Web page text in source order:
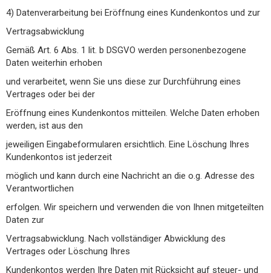
4) Datenverarbeitung bei Eröffnung eines Kundenkontos und zur
Vertragsabwicklung
Gemäß Art. 6 Abs. 1 lit. b DSGVO werden personenbezogene
Daten weiterhin erhoben
und verarbeitet, wenn Sie uns diese zur Durchführung eines
Vertrages oder bei der
Eröffnung eines Kundenkontos mitteilen. Welche Daten erhoben
werden, ist aus den
jeweiligen Eingabeformularen ersichtlich. Eine Löschung Ihres
Kundenkontos ist jederzeit
möglich und kann durch eine Nachricht an die o.g. Adresse des
Verantwortlichen
erfolgen. Wir speichern und verwenden die von Ihnen mitgeteilten
Daten zur
Vertragsabwicklung. Nach vollständiger Abwicklung des
Vertrages oder Löschung Ihres
Kundenkontos werden Ihre Daten mit Rücksicht auf steuer- und